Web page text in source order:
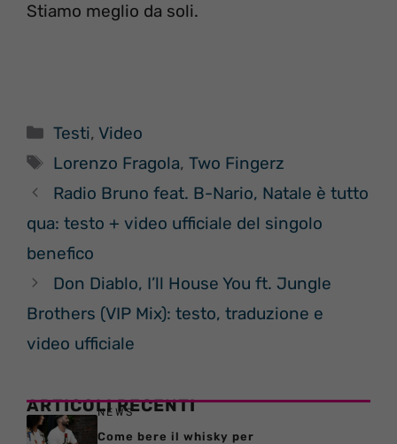
Stiamo meglio da soli.
Categorie
Testi,Video
Tag
Lorenzo Fragola,Two Fingerz
Radio Bruno feat. B-Nario, Natale è tutto
qua: testo + video ufficiale del singolo
benefico
Don Diablo, I’ll House You ft. Jungle
Brothers (VIP Mix): testo, traduzione e
video ufficiale
ARTICOLI RECENTI
NEWS
Come bere il whisky per